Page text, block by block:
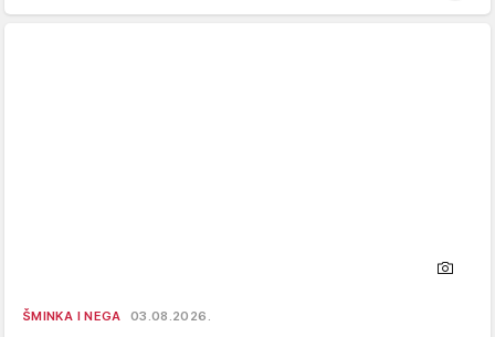
ŠMINKA I NEGA 03.08.2026.